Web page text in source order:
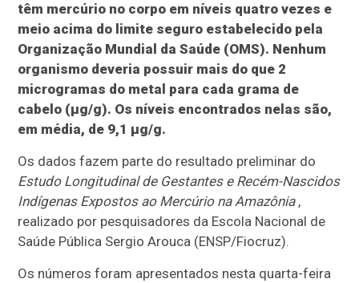
têm mercúrio no corpo em níveis quatro vezes e
meio acima do limite seguro estabelecido pela
Organização Mundial da Saúde (OMS). Nenhum
organismo deveria possuir mais do que 2
microgramas do metal para cada grama de
cabelo (µg/g). Os níveis encontrados nelas são,
em média, de 9,1 µg/g.
Os dados fazem parte do resultado preliminar do
Estudo Longitudinal de Gestantes e Recém-Nascidos
Indígenas Expostos ao Mercúrio na Amazônia,
realizado por pesquisadores da Escola Nacional de
Saúde Pública Sergio Arouca (ENSP/Fiocruz).
Os números foram apresentados nesta quarta-feira